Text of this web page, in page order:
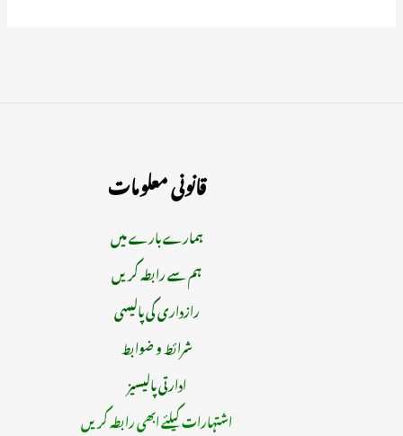
قانونی معلومات
ہمارے بارے میں
ہم سے رابطہ کریں
رازداری کی پالیسی
شرائط و ضوابط
ادارتی پالیسیز
اشتہارات کیلئے ابھی رابطہ کریں